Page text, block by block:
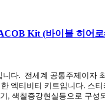
Kit (바이블 히어
니다. 전세계 공통주제이자
엑티비티 키트입니다. 스
, 색칠증강현실등으로 구성